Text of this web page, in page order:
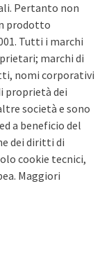
Pertanto non
prodotto
Tutti i marchi
marchi di
nomi corporativi
proprietà dei
società e sono
a beneficio del
dei diritti di
cookie tecnici,
Maggiori